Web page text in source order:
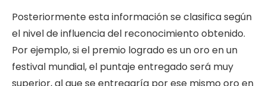
Posteriormente esta información se clasifica según
el nivel de influencia del reconocimiento obtenido.
Por ejemplo, si el premio logrado es un oro en un
festival mundial, el puntaje entregado será muy